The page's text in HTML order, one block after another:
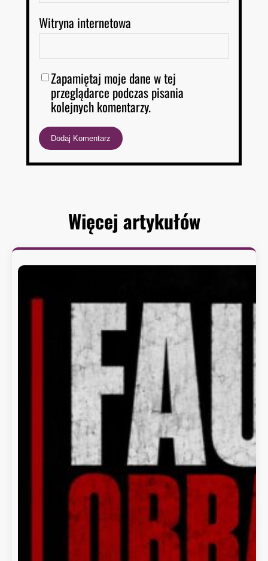
Witryna internetowa
Zapamiętaj moje dane w tej
przeglądarce podczas pisania
kolejnych komentarzy.
Więcej artykułów